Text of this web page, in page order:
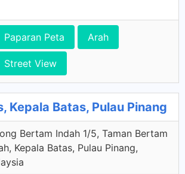
Paparan Peta Arah
Street View
Kepala Batas, Pulau Pinang
Bertam Indah 1/5, Taman Bertam
Kepala Batas, Pulau Pinang,